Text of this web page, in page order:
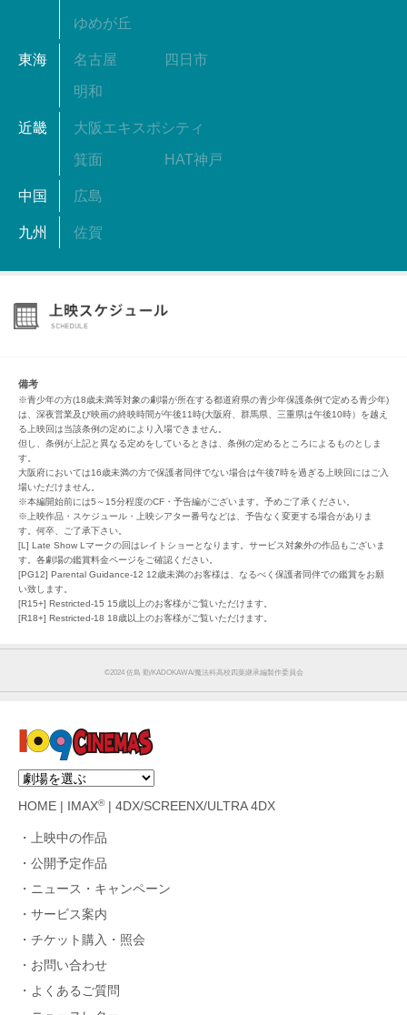
ゆめが丘
東海 名古屋 四日市
明和
近畿 大阪エキスポシティ
箕面 HAT神戸
中国 広島
九州 佐賀
備考
※青少年の方(18歳未満等対象の劇場が所在する都道府県の青少年保護条例で定める青少年)
は、深夜営業及び映画の終映時間が午後11時(大阪府、群馬県、三重県は午後10時）を越え
る上映回は当該条例の定めにより入場できません。
但し、条例が上記と異なる定めをしているときは、条例の定めるところによるものとしま
す。
大阪府においては16歳未満の方で保護者同伴でない場合は午後7時を過ぎる上映回にはご入
場いただけません。
※本編開始前には5～15分程度のCF・予告編がございます。予めご了承ください。
※上映作品・スケジュール・上映シアター番号などは、予告なく変更する場合がありま
す。何卒、ご了承下さい。
[L] Late Show Lマークの回はレイトショーとなります。サービス対象外の作品もございま
す。各劇場の鑑賞料金ページをご確認ください。
[PG12] Parental Guidance-12 12歳未満のお客様は、なるべく保護者同伴での鑑賞をお願
い致します。
[R15+] Restricted-15 15歳以上のお客様がご覧いただけます。
[R18+] Restricted-18 18歳以上のお客様がご覧いただけます。
©︎2024 佐島 勤/KADOKAWA/魔法科高校四葉継承編製作委員会
HOME IMAX®| 4DX/SCREENX/ULTRA 4DX
上映中の作品
公開予定作品
ニュース・キャンペーン
サービス案内
チケット購入・照会
お問い合わせ
よくあるご質問